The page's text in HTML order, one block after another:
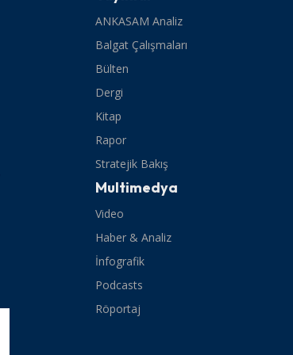
ANKASAM Analiz
Balgat Çalışmaları
Bülten
Dergi
Kitap
Rapor
Stratejik Bakış
Multimedya
Video
Haber & Analiz
İnfografik
Podcasts
Röportaj